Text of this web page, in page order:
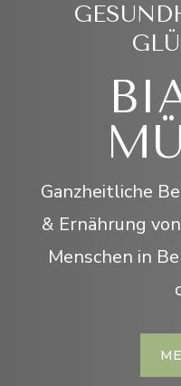
Ganzheitliche
& Ernährung
Menschen in